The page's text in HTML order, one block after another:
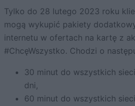
Tylko do 28 lutego 2023 roku
mogą wykupić pakiety
internetu w ofertach na kartę z
#ChcęWszystko. Chodzi o
30 minut do wszystkich
dni,
60 minut do wszystkich